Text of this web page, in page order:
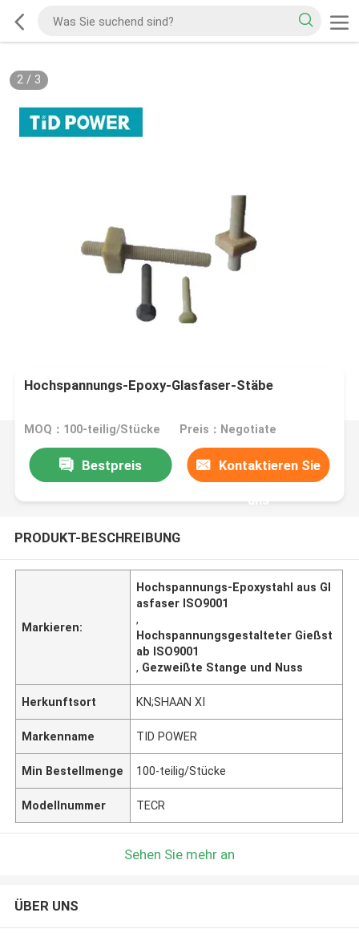
2/ 3
Hochspannungs-Epoxy-Glasfaser-Stäbe
MOQ：100-teilig/Stücke Preis：Negotiate
Bestpreis Kontaktieren Sie
uns
PRODUKT-BESCHREIBUNG
Markieren:
Hochspannungs-Epoxystahl aus Gl
asfaser ISO9001
,
Hochspannungsgestalteter Gießst
ab ISO9001
, Gezweißte Stange und Nuss
Herkunftsort KN;SHAAN XI
Markenname TID POWER
Min Bestellmenge 100-teilig/Stücke
Modellnummer TECR
Sehen Sie mehr an
ÜBER UNS